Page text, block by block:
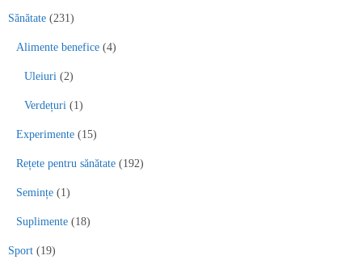
Sănătate (231)
Alimente benefice (4)
Uleiuri (2)
Verdețuri (1)
Experimente (15)
Rețete pentru sănătate (192)
Semințe (1)
Suplimente (18)
Sport (19)